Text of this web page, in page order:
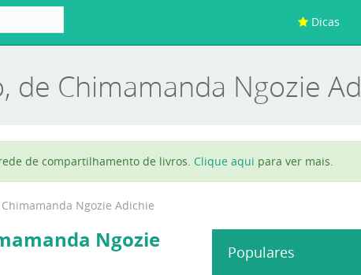
Dicas
de Chimamanda Ngozie
de compartilhamento de livros. Clique aqui para ver mais.
Ngozie Adichie
Ngozie Populares